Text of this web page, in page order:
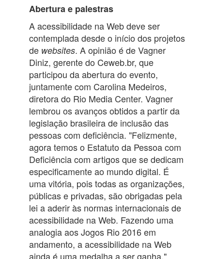
Abertura e palestras
A acessibilidade na Web deve ser
contemplada desde o início dos projetos
de websites. A opinião é de Vagner
Diniz, gerente do Ceweb.br, que
participou da abertura do evento,
juntamente com Carolina Medeiros,
diretora do Rio Media Center. Vagner
lembrou os avanços obtidos a partir da
legislação brasileira de inclusão das
pessoas com deficiência. "Felizmente,
agora temos o Estatuto da Pessoa com
Deficiência com artigos que se dedicam
especificamente ao mundo digital. É
uma vitória, pois todas as organizações,
públicas e privadas, são obrigadas pela
lei a aderir às normas internacionais de
acessibilidade na Web. Fazendo uma
analogia aos Jogos Rio 2016 em
andamento, a acessibilidade na Web
ainda é uma medalha a ser ganha."